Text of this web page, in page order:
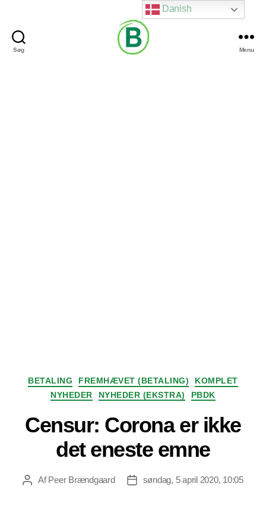
Søg Menu
Kategorier
BETALING FREMHÆVET (BETALING)
KOMPLET
NYHEDER
NYHEDER (EKSTRA) PBDK
Censur: Corona er ikke
det eneste emne
Indlægsforfatter
AfPeer Brændgaard Indlægsdato
søndag, 5 april 2020, 10:05
Danish